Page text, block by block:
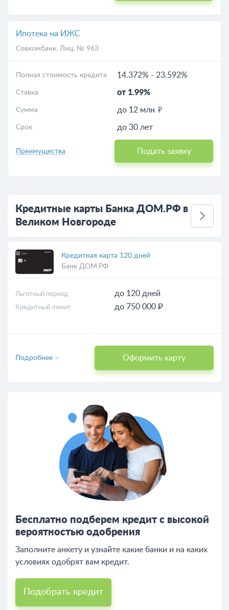
Ипотека на ИЖС
Совкомбанк, Лиц. № 963
Полная стоимость кредита 14.372% - 23.592%
Ставка от 1.99%
Сумма до 12 млн
Срок до 30 лет
Преимущества Подать заявку
Кредитные карты Банка ДОМ.РФ в
Великом Новгороде
Кредитная карта 120 дней
Банк ДОМ.РФ
Льготный период до 120 дней
Кредитный лимит до 750 000 ₽
Оформить карту
Подробнее
Бесплатно подберем кредит с высокой
вероятностью одобрения
Заполните анкету и узнайте какие банки и на каких
условиях одобрят вам кредит.
Подобрать кредит